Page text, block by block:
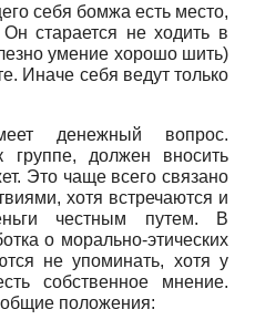
себя бомжа есть место,
старается не ходить в
умение хорошо шить)
Иначе себя ведут только
денежный вопрос.
группе, должен вносить
Это чаще всего связано
хотя встречаются и
честным путем. В
о морально-этических
не упоминать, хотя у
собственное мнение.
положения: